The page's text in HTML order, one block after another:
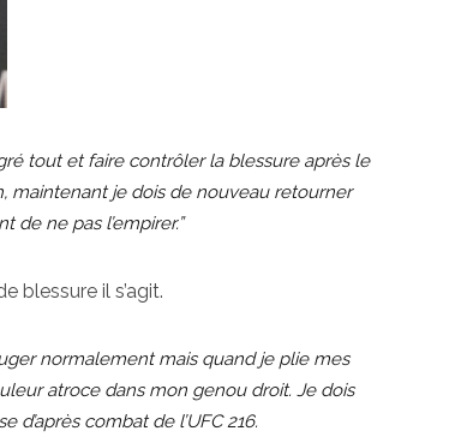
tout et faire contrôler la blessure après le
maintenant je dois de nouveau retourner
de ne pas l’empirer.”
blessure il s’agit.
normalement mais quand je plie mes
atroce dans mon genou droit. Je dois
combat de l’UFC 216.